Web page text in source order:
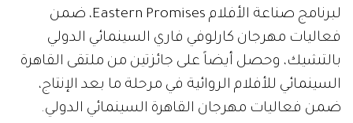
لبرنامج صناعة الأفلام Eastern Promises، ضمن
فعاليات مهرجان كارلوفي فاري السينمائي الدولي
بالتشيك، وحصل أيضاً على جائزتين من ملتقى القاهرة
السينمائي للأفلام الروائية في مرحلة ما بعد الإنتاج،
ضمن فعاليات مهرجان القاهرة السينمائي الدولي.